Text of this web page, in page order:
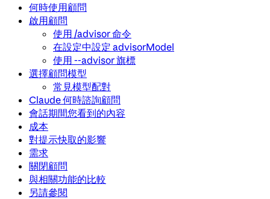
何時使用顧問
啟用顧問
使用 /advisor 命令
在設定中設定 advisorModel
使用 --advisor 旗標
選擇顧問模型
常見模型配對
Claude 何時諮詢顧問
會話期間您看到的內容
成本
對提示快取的影響
需求
關閉顧問
與相關功能的比較
另請參閱